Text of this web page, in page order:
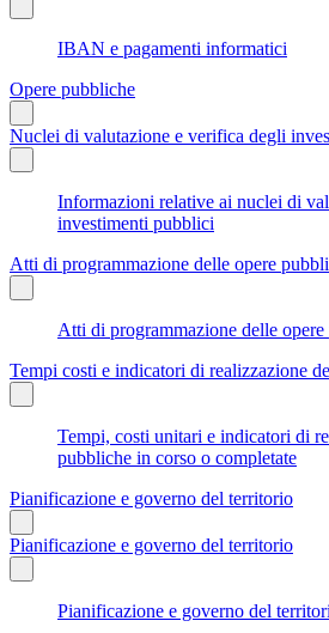
IBAN e pagamenti informatici
Opere pubbliche
Nuclei di valutazione e verifica degli
Informazioni relative ai nuclei di
investimenti pubblici
Atti di programmazione delle opere
Atti di programmazione delle
Tempi costi e indicatori di realizzazione
Tempi, costi unitari e indicatori di
pubbliche in corso o completate
Pianificazione e governo del territorio
Pianificazione e governo del territorio
Pianificazione e governo del